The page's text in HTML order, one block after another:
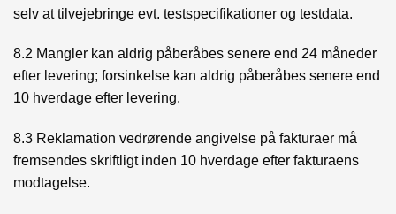
selv at tilvejebringe evt. testspecifikationer og testdata.
8.2 Mangler kan aldrig påberåbes senere end 24 måneder
efter levering; forsinkelse kan aldrig påberåbes senere end
10 hverdage efter levering.
8.3 Reklamation vedrørende angivelse på fakturaer må
fremsendes skriftligt inden 10 hverdage efter fakturaens
modtagelse.